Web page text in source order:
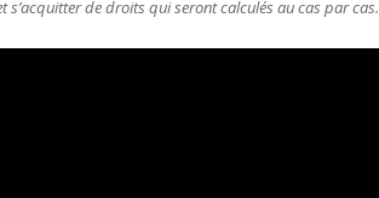
s’acquitter de droits qui seront calculés au cas par cas.